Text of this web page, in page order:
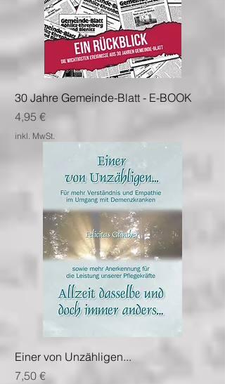
30 Jahre Gemeinde-Blatt - E-BOOK
Preis
4,95 €
inkl. MwSt.
Einer von Unzähligen...
Preis
7,50 €